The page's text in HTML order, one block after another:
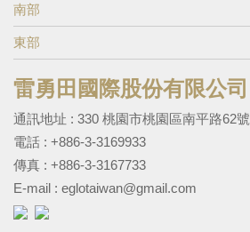
南部
東部
雷勇田國際股份有限公司
通訊地址 : 330 桃園市桃園區南平路62號
電話 : +886-3-3169933
傳真 : +886-3-3167733
E-mail : eglotaiwan@gmail.com